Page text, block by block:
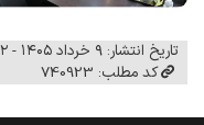
تاریخ انتشار: ۹ خرداد ۱۴۰۵ - ۱۳:۵۲
کد مطلب: 740923